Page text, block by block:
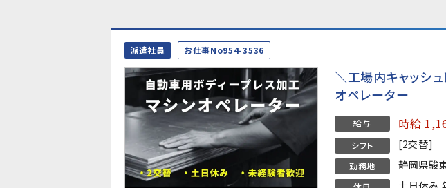
派遣社員 お仕事No954-3536
＼工場内キャッシ
オペレーター
給与 時給
シフト [2交替]
勤務地 静岡県駿
土日休み